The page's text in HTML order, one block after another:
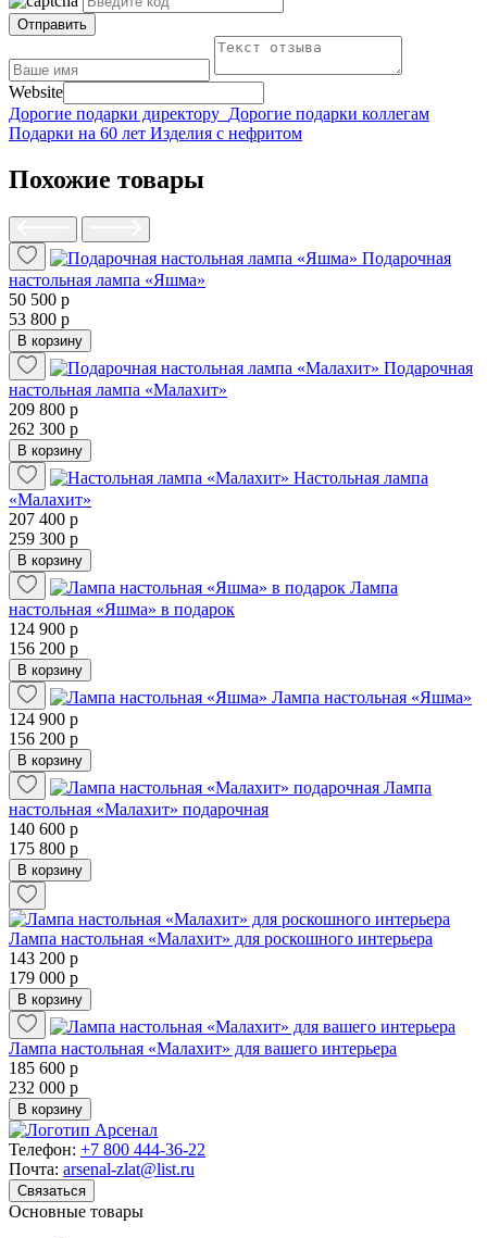
Отправить
Website
Дорогие подарки директору Дорогие подарки коллегам
Подарки на 60 лет Изделия с нефритом
Похожие товары
Подарочная
настольная лампа «Яшма»
50 500 р
53 800 р
В корзину
Подарочная
настольная лампа «Малахит»
209 800 р
262 300 р
В корзину
Настольная лампа
«Малахит»
207 400 р
259 300 р
В корзину
Лампа
настольная «Яшма» в подарок
124 900 р
156 200 р
В корзину
Лампа настольная «Яшма»
124 900 р
156 200 р
В корзину
Лампа
настольная «Малахит» подарочная
140 600 р
175 800 р
В корзину
Лампа настольная «Малахит» для роскошного интерьера
143 200 р
179 000 р
В корзину
Лампа настольная «Малахит» для вашего интерьера
185 600 р
232 000 р
В корзину
Телефон: +7 800 444-36-22
Почта: arsenal-zlat@list.ru
Связаться
Основные товары